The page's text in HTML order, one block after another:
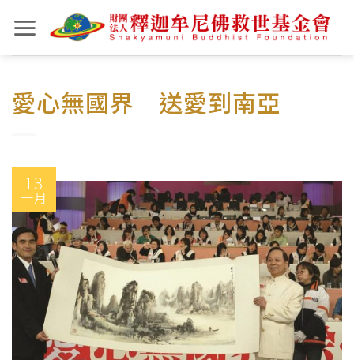
to
content
愛心無國界 送愛到南亞
13
一月